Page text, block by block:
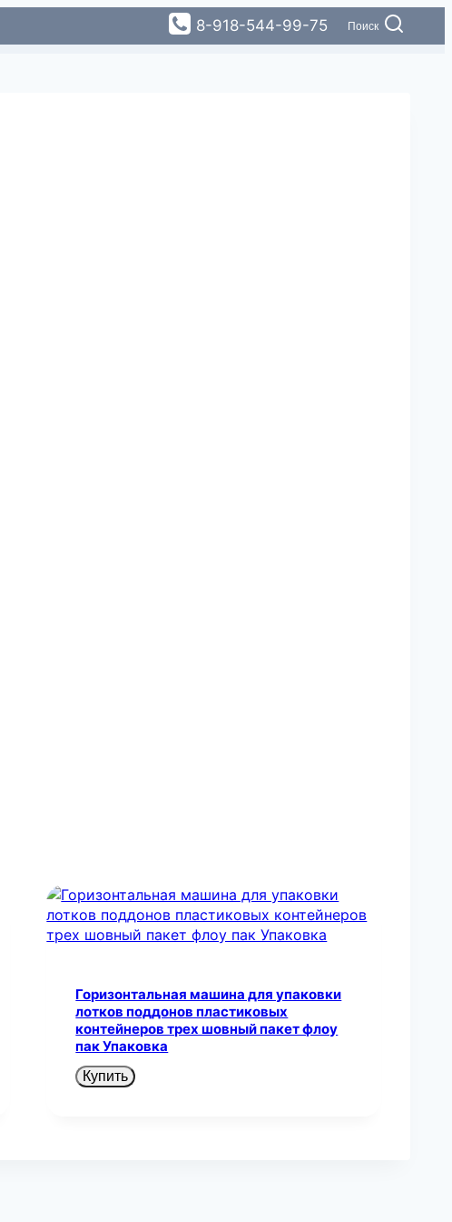
8-918-544-99-75 Поиск
Горизонтальная машина для упаковки
лотков поддонов пластиковых
контейнеров трех шовный пакет флоу
пак Упаковка
Купить